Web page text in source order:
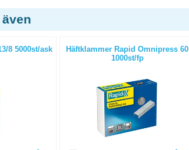
8 5000st/ask
Häftklammer Rapid Omnipress 60
1000st/fp